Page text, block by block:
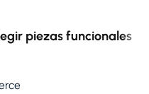
piezas funcionales